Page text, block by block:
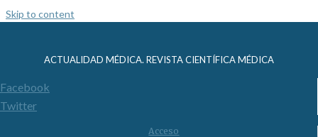
Skip to content
ACTUALIDAD MÉDICA. REVISTA CIENTÍFICA MÉDICA
Facebook
Twitter
Acceso